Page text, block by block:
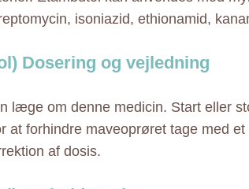
isoniazid, ethionamid,
Dosering og vejledning
læge om denne medicin. Start eller
at forhindre maveoprøret tage med et
af dosis.